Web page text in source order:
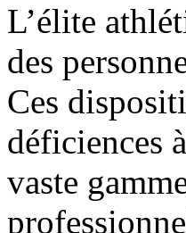
L’élite
des
Ces
déficiences
vaste